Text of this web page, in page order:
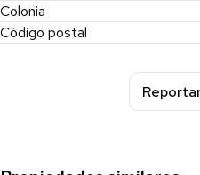
● Condiciones de Venta:
$20,000 apartado
Saldo contra entrega
Colonia
Código postal